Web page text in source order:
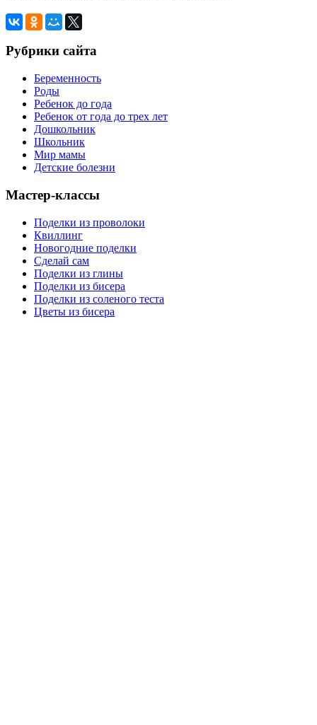
Рубрики сайта
Беременность
Роды
Ребенок до года
Ребенок от года до трех лет
Дошкольник
Школьник
Мир мамы
Детские болезни
Мастер-классы
Поделки из проволоки
Квиллинг
Новогодние поделки
Сделай сам
Поделки из глины
Поделки из бисера
Поделки из соленого теста
Цветы из бисера